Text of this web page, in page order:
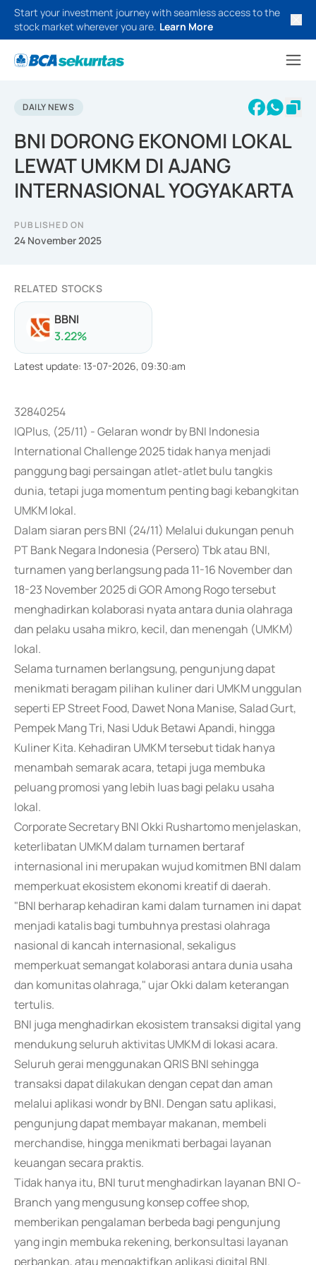
Start your investment journey with seamless access to the
stock market wherever you are. Learn More
DAILY NEWS
BNI DORONG EKONOMI LOKAL
LEWAT UMKM DI AJANG
INTERNASIONAL YOGYAKARTA
PUBLISHED ON
24 November 2025
RELATED STOCKS
BBNI
3.22%
Latest update: 13-07-2026, 09:30:am
32840254
IQPlus, (25/11) - Gelaran wondr by BNI Indonesia
International Challenge 2025 tidak hanya menjadi
panggung bagi persaingan atlet-atlet bulu tangkis
dunia, tetapi juga momentum penting bagi kebangkitan
UMKM lokal.
Dalam siaran pers BNI (24/11) Melalui dukungan penuh
PT Bank Negara Indonesia (Persero) Tbk atau BNI,
turnamen yang berlangsung pada 11-16 November dan
18-23 November 2025 di GOR Among Rogo tersebut
menghadirkan kolaborasi nyata antara dunia olahraga
dan pelaku usaha mikro, kecil, dan menengah (UMKM)
lokal.
Selama turnamen berlangsung, pengunjung dapat
menikmati beragam pilihan kuliner dari UMKM unggulan
seperti EP Street Food, Dawet Nona Manise, Salad Gurt,
Pempek Mang Tri, Nasi Uduk Betawi Apandi, hingga
Kuliner Kita. Kehadiran UMKM tersebut tidak hanya
menambah semarak acara, tetapi juga membuka
peluang promosi yang lebih luas bagi pelaku usaha
lokal.
Corporate Secretary BNI Okki Rushartomo menjelaskan,
keterlibatan UMKM dalam turnamen bertaraf
internasional ini merupakan wujud komitmen BNI dalam
memperkuat ekosistem ekonomi kreatif di daerah.
"BNI berharap kehadiran kami dalam turnamen ini dapat
menjadi katalis bagi tumbuhnya prestasi olahraga
nasional di kancah internasional, sekaligus
memperkuat semangat kolaborasi antara dunia usaha
dan komunitas olahraga," ujar Okki dalam keterangan
tertulis.
BNI juga menghadirkan ekosistem transaksi digital yang
mendukung seluruh aktivitas UMKM di lokasi acara.
Seluruh gerai menggunakan QRIS BNI sehingga
transaksi dapat dilakukan dengan cepat dan aman
melalui aplikasi wondr by BNI. Dengan satu aplikasi,
pengunjung dapat membayar makanan, membeli
merchandise, hingga menikmati berbagai layanan
keuangan secara praktis.
Tidak hanya itu, BNI turut menghadirkan layanan BNI O-
Branch yang mengusung konsep coffee shop,
memberikan pengalaman berbeda bagi pengunjung
yang ingin membuka rekening, berkonsultasi layanan
perbankan, atau mengaktifkan aplikasi digital BNI.